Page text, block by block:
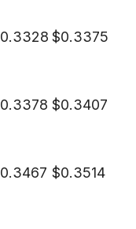
0.3328 $0.3375
0.3378 $0.3407
0.3467 $0.3514